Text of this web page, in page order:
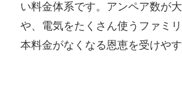
い料金体系です。アンペア数が
や、電気をたくさん使うファミ
本料金がなくなる恩恵を受けやす